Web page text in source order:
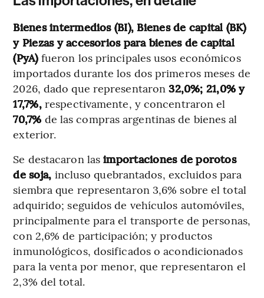
Bienes intermedios (BI), Bienes de capital (BK)
y Piezas y accesorios para bienes de capital
(PyA) fueron los principales usos económicos
importados durante los dos primeros meses de
2026, dado que representaron32,0%; 21,0% y
17,7%,respectivamente, y concentraron el
70,7% de las compras argentinas de bienes al
exterior.
Se destacaron lasimportaciones de porotos
de soja, incluso quebrantados, excluidos para
siembra que representaron 3,6% sobre el total
adquirido; seguidos de vehículos automóviles,
principalmente para el transporte de personas,
con 2,6% de participación; y productos
inmunológicos, dosificados o acondicionados
para la venta por menor, que representaron el
2,3% del total.